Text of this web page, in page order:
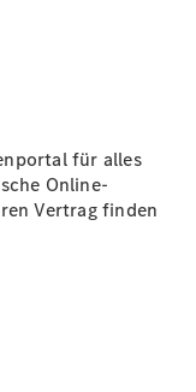
für alles
Online-
Vertrag finden